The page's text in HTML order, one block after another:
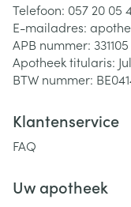
Telefoon: 057 20 05
E-mailadres:
APB nummer: 331105
Apotheek titularis:
BTW nummer:
Klantenservice
FAQ
Uw apotheek